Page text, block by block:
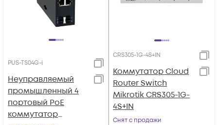
PUS-TS04G-i
Неуправляемый
промышленный 4
портовый PoE
коммутатор
CRS305-1G-4S+IN
Коммутатор Cloud
Router Switch
Mikrotik CRS305-1G-
4S+IN
Снят с продажи